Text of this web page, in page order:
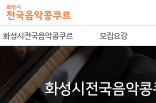
화성시전국음악콩쿠르 모집요강
화성시전국음악